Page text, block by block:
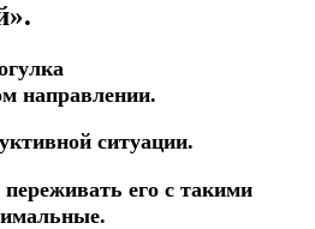
направлении.
ситуации.
его с такими